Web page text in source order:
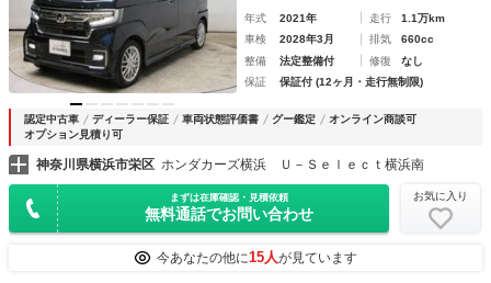
年式 2021年 走行
1.1万km
車検
2028年3月 排気
660cc
整備
法定整備付 修復
なし
保証
保証付 (12ヶ月・走行無制限)
認定中古車 ディーラー保証 車両状態評価書 グー鑑定
オンライン商談可
オプション見積り可
神奈川県横浜市栄区 ホンダカーズ横浜 Ｕ－Ｓｅｌｅｃｔ横浜南
まずは在庫確認・見積依頼
無料通話でお問い合わせ
お気に入り
今あなたの他に15人が見ています